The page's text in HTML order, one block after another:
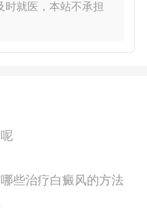
时就医，本站不承担
些治疗白癜风的方法